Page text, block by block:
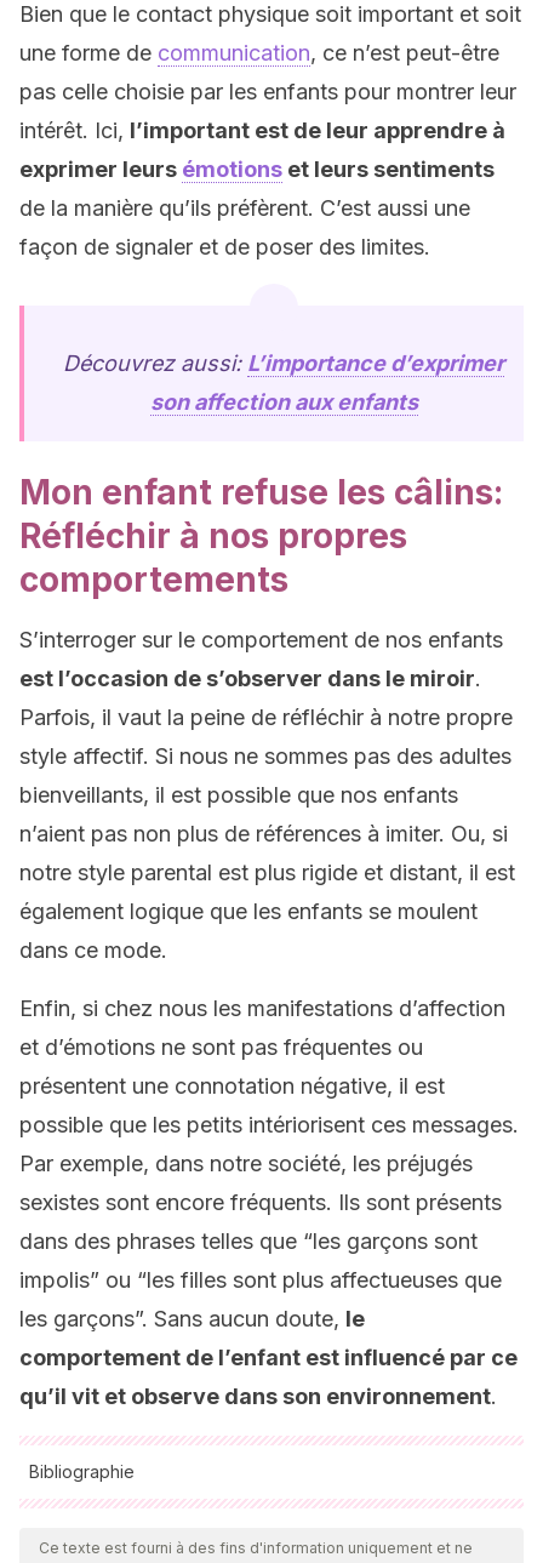
Bien que le contact physique soit important et soit
une forme de communication, ce n’est peut-être
pas celle choisie par les enfants pour montrer leur
intérêt. Ici, l’important est de leur apprendre à
exprimer leurs émotions et leurs sentiments
de la manière qu’ils préfèrent. C’est aussi une
façon de signaler et de poser des limites.
Découvrez aussi: L’importance d’exprimer
son affection aux enfants
Mon enfant refuse les câlins:
Réfléchir à nos propres
comportements
S’interroger sur le comportement de nos enfants
est l’occasion de s’observer dans le miroir.
Parfois, il vaut la peine de réfléchir à notre propre
style affectif. Si nous ne sommes pas des adultes
bienveillants, il est possible que nos enfants
n’aient pas non plus de références à imiter. Ou, si
notre style parental est plus rigide et distant, il est
également logique que les enfants se moulent
dans ce mode.
Enfin, si chez nous les manifestations d’affection
et d’émotions ne sont pas fréquentes ou
présentent une connotation négative, il est
possible que les petits intériorisent ces messages.
Par exemple, dans notre société, les préjugés
sexistes sont encore fréquents. Ils sont présents
dans des phrases telles que “les garçons sont
impolis” ou “les filles sont plus affectueuses que
les garçons”. Sans aucun doute, le
comportement de l’enfant est influencé par ce
qu’il vit et observe dans son environnement.
Bibliographie
Toutes les sources citées ont été examinées en profondeur
par notre équipe pour garantir leur qualité, leur fiabilité, leur
Ce texte est fourni à des fins d'information uniquement et ne